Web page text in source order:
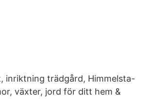
inriktning trädgård, Himmelsta-
växter, jord för ditt hem &